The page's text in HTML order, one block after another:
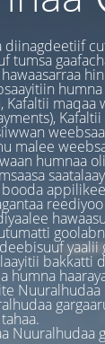
tumsa
Kafaltii maqaa
malee
humnaa
yaalii
bakkatti
Nuuralhudaa